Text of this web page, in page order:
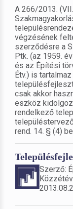
A 266/2013.
végzésének
szerződésre a
Ptk. (az 1959.
és az Építési
Étv.) is
csak akkor
eszköz
rendelkező
rend. 14. § (4)
Szerző: